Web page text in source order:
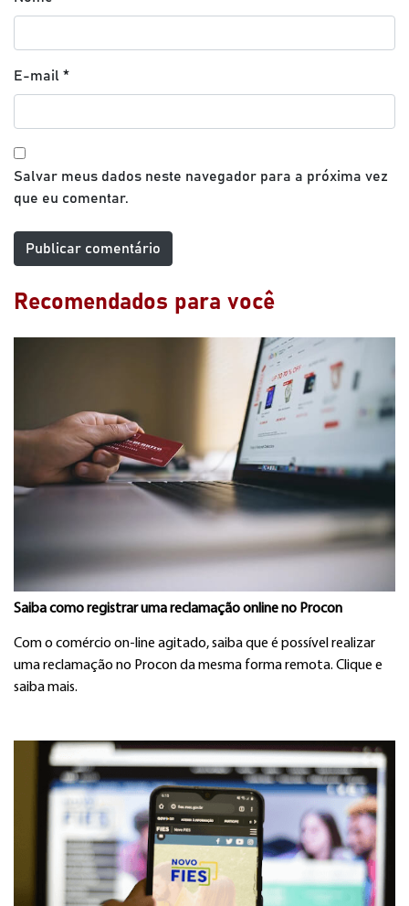
E-mail *
Salvar meus dados neste navegador para a próxima vez
que eu comentar.
Recomendados para você
Saiba como registrar uma reclamação online no Procon
Com o comércio on-line agitado, saiba que é possível realizar
uma reclamação no Procon da mesma forma remota. Clique e
saiba mais.